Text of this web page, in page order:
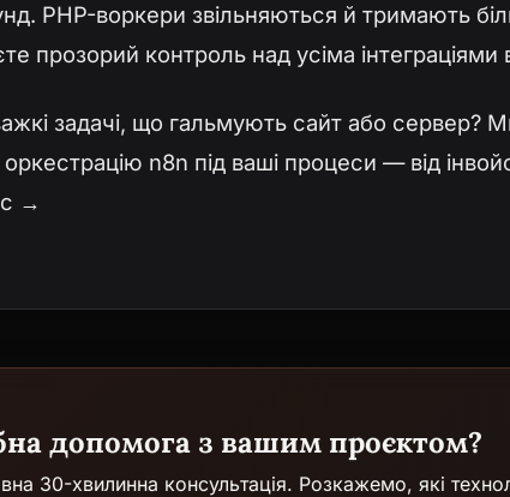
PHP-воркери звільняються й тримають
прозорий контроль над усіма інтеграціями
задачі, що гальмують сайт або сервер?
оркестрацію n8n під ваші процеси — від
→
допомога з вашим проєктом?
30-хвилинна консультація. Розкажемо, які